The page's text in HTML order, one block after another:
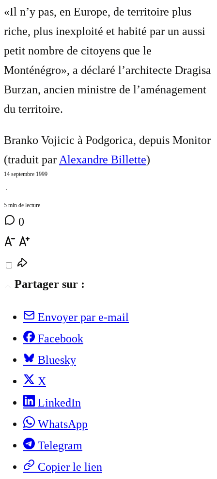
«Il n’y pas, en Europe, de territoire plus
riche, plus inexploité et habité par un aussi
petit nombre de citoyens que le
Monténégro», a déclaré l’architecte Dragisa
Burzan, ancien ministre de l’aménagement
du territoire.
Branko Vojicic à Podgorica, depuis Monitor
(traduit parAlexandre Billette)
14 septembre 1999
⋅
5 min de lecture
0
Partager sur :
Envoyer par e-mail
Facebook
Bluesky
X
LinkedIn
WhatsApp
Telegram
Copier le lien